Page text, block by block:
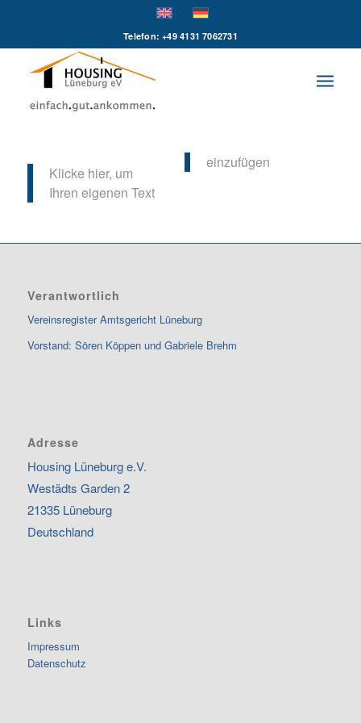
Telefon: +49 4131 7062731
Klicke hier, um
Ihren eigenen Text
einzufügen
Verantwortlich
Vereinsregister Amtsgericht Lüneburg
Vorstand: Sören Köppen und Gabriele Brehm
Adresse
Housing Lüneburg e.V.
Westädts Garden 2
21335 Lüneburg
Deutschland
Links
Impressum
Datenschutz